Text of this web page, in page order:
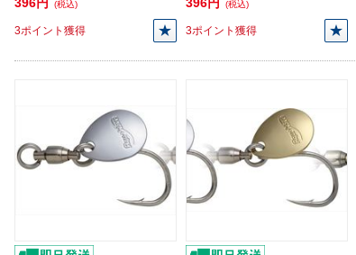
(税込)
3ポイント獲得
(税込)
3ポイント獲得